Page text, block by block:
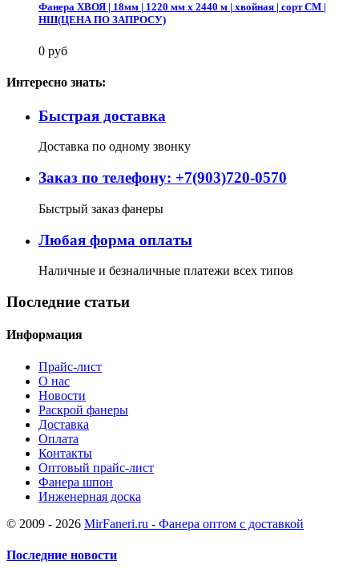
Фанера ХВОЯ | 18мм | 1220 мм х 2440 м | хвойная | сорт СМ |
НШ(ЦЕНА ПО ЗАПРОСУ)
0 руб
Интересно знать:
Быстрая доставка
Доставка по одному звонку
Заказ по телефону: +7(903)720-0570
Быстрый заказ фанеры
Любая форма оплаты
Наличные и безналичные платежи всех типов
Последние статьи
Информация
Прайс-лист
О нас
Новости
Раскрой фанеры
Доставка
Оплата
Контакты
Оптовый прайс-лист
Фанера шпон
Инженерная доска
© 2009 - 2026 MirFaneri.ru - Фанера оптом с доставкой
Последние новости